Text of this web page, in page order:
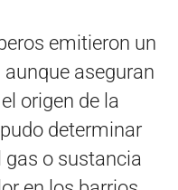
emitieron un
aseguran
origen de la
determinar
gas o sustancia